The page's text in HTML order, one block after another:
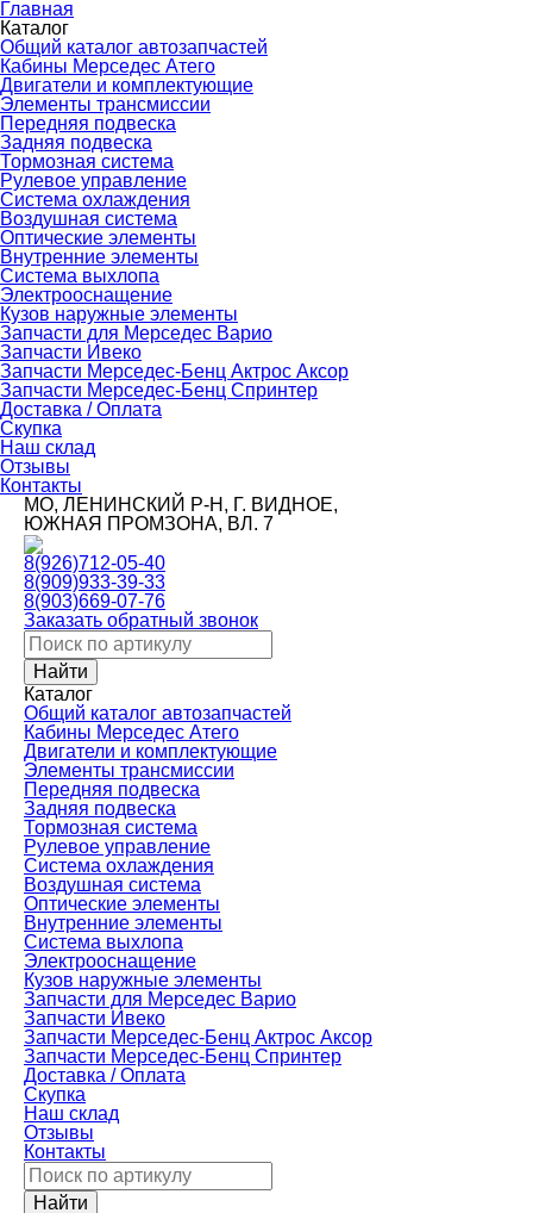
Главная
Каталог
Общий каталог автозапчастей
Кабины Мерседес Атего
Двигатели и комплектующие
Элементы трансмиссии
Передняя подвеска
Задняя подвеска
Тормозная сиcтема
Рулевое управление
Система охлаждения
Воздушная система
Оптические элементы
Внутренние элементы
Система выхлопа
Электрооснащение
Кузов наружные элементы
Запчасти для Мерседес Варио
Запчасти Ивеко
Запчасти Мерседес-Бенц Актрос Аксор
Запчасти Мерседес-Бенц Спринтер
Доставка / Оплата
Скупка
Наш склад
Отзывы
Контакты
МО, ЛЕНИНСКИЙ Р-Н, Г. ВИДНОЕ,
ЮЖНАЯ ПРОМЗОНА, ВЛ. 7
8(926)712-05-40
8(909)933-39-33
8(903)669-07-76
Заказать обратный звонок
Каталог
Общий каталог автозапчастей
Кабины Мерседес Атего
Двигатели и комплектующие
Элементы трансмиссии
Передняя подвеска
Задняя подвеска
Тормозная сиcтема
Рулевое управление
Система охлаждения
Воздушная система
Оптические элементы
Внутренние элементы
Система выхлопа
Электрооснащение
Кузов наружные элементы
Запчасти для Мерседес Варио
Запчасти Ивеко
Запчасти Мерседес-Бенц Актрос Аксор
Запчасти Мерседес-Бенц Спринтер
Доставка / Оплата
Скупка
Наш склад
Отзывы
Контакты